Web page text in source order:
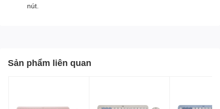
nút.
Sản phẩm liên quan